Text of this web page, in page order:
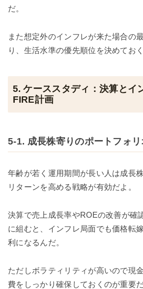
だ。
また想定外のインフレが来た場合の
り、生活水準の優先順位を決めてお
5. ケーススタディ：決算とイ
FIRE計画
5-1. 成長株寄りのポートフォリ
年齢が若く運用期間が長い人は成長
リターンを高める戦略が有効だよ。
決算で売上成長率やROEの改善が確
に組むと、インフレ局面でも価格転
利になるんだ。
ただしボラティリティが高いので現
費をしっかり確保しておくのが重要だ